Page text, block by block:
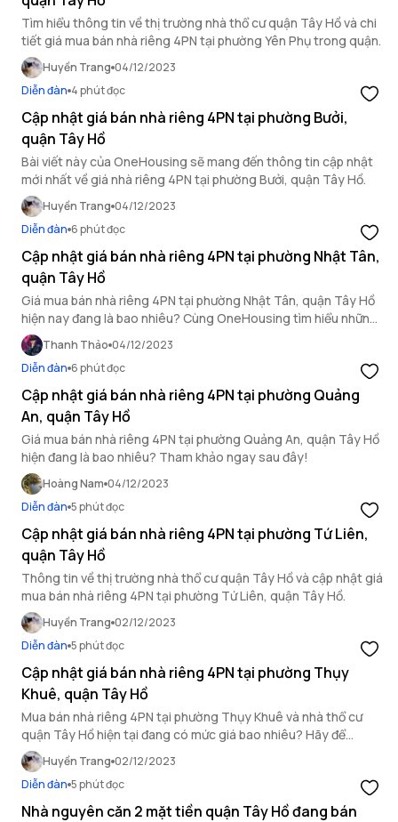
Tìm hiểu thông tin về thị trường nhà thổ cư quận Tây Hồ và chi
tiết giá mua bán nhà riêng 4PN tại phường Yên Phụ trong quận.
Huyền Trang 04/12/2023
Diễn đàn 4 phút đọc
Cập nhật giá bán nhà riêng 4PN tại phường Bưởi,
quận Tây Hồ
Bài viết này của OneHousing sẽ mang đến thông tin cập nhật
mới nhất về giá nhà riêng 4PN tại phường Bưởi, quận Tây Hồ.
Huyền Trang 04/12/2023
Diễn đàn 6 phút đọc
Cập nhật giá bán nhà riêng 4PN tại phường Nhật Tân,
quận Tây Hồ
Giá mua bán nhà riêng 4PN tại phường Nhật Tân, quận Tây Hồ
hiện nay đang là bao nhiêu? Cùng OneHousing tìm hiểu những
thông tin chi tiết về nhà thổ cư quận Tây Hồ để có câu trả lời
nhé!
Thanh Thảo 04/12/2023
Diễn đàn 6 phút đọc
Cập nhật giá bán nhà riêng 4PN tại phường Quảng
An, quận Tây Hồ
Giá mua bán nhà riêng 4PN tại phường Quảng An, quận Tây Hồ
hiện đang là bao nhiêu? Tham khảo ngay sau đây!
Hoàng Nam 04/12/2023
Diễn đàn 5 phút đọc
Cập nhật giá bán nhà riêng 4PN tại phường Tứ Liên,
quận Tây Hồ
Thông tin về thị trường nhà thổ cư quận Tây Hồ và cập nhật giá
mua bán nhà riêng 4PN tại phường Tứ Liên, quận Tây Hồ.
Huyền Trang 02/12/2023
Diễn đàn 5 phút đọc
Cập nhật giá bán nhà riêng 4PN tại phường Thụy
Khuê, quận Tây Hồ
Mua bán nhà riêng 4PN tại phường Thụy Khuê và nhà thổ cư
quận Tây Hồ hiện tại đang có mức giá bao nhiêu? Hãy để
OneHousing trả lời câu hỏi này trong bài viết sau đây.
Huyền Trang 02/12/2023
Diễn đàn 5 phút đọc
Nhà nguyên căn 2 mặt tiền quận Tây Hồ đang bán